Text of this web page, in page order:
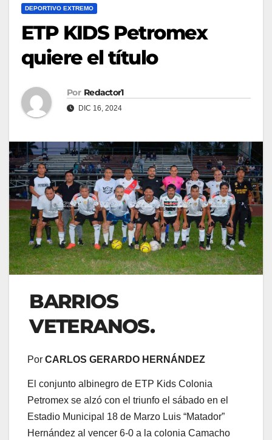
DEPORTIVO EXTREMO
ETP KIDS Petromex
quiere el título
Por Redactor1
DIC 16, 2024
BARRIOS
VETERANOS.
Por CARLOS GERARDO HERNÁNDEZ
El conjunto albinegro de ETP Kids Colonia
Petromex se alzó con el triunfo el sábado en el
Estadio Municipal 18 de Marzo Luis “Matador”
Hernández al vencer 6-0 a la colonia Camacho